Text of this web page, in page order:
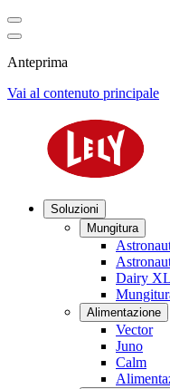
Anteprima
Vai al contenuto principale
Soluzioni
Mungitura
Dairy XL
Alimentazione
Vector
Juno
Calm